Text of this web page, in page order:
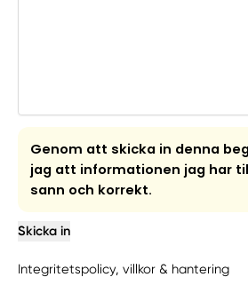
Genom att skicka in denna
jag att informationen jag har
sann och korrekt.
Skicka in
Integritetspolicy, villkor & hantering